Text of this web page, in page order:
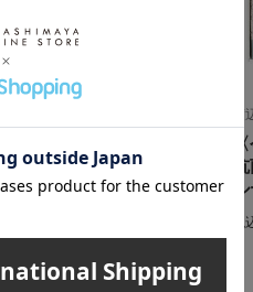
オル クッカ タオル
セット
税